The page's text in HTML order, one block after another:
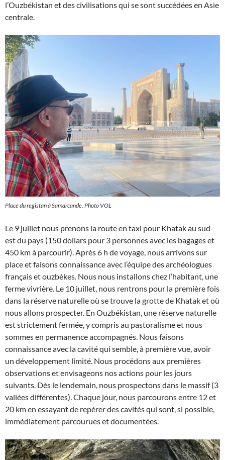
l’Ouzbékistan et des civilisations qui se sont succédées en Asie
centrale.
Place du registan à Samarcande. Photo VOL
Le 9 juillet nous prenons la route en taxi pour Khatak au sud-
est du pays (150 dollars pour 3 personnes avec les bagages et
450 km à parcourir). Après 6 h de voyage, nous arrivons sur
place et faisons connaissance avec l’équipe des archéologues
français et ouzbèkes. Nous nous installons chez l’habitant, une
ferme vivrière. Le 10 juillet, nous rentrons pour la première fois
dans la réserve naturelle où se trouve la grotte de Khatak et où
nous allons prospecter. En Ouzbékistan, une réserve naturelle
est strictement fermée, y compris au pastoralisme et nous
sommes en permanence accompagnés. Nous faisons
connaissance avec la cavité qui semble, à première vue, avoir
un développement limité. Nous procédons aux premières
observations et envisageons nos actions pour les jours
suivants. Dès le lendemain, nous prospectons dans le massif (3
vallées différentes). Chaque jour, nous parcourons entre 12 et
20 km en essayant de repérer des cavités qui sont, si possible,
immédiatement parcourues et documentées.